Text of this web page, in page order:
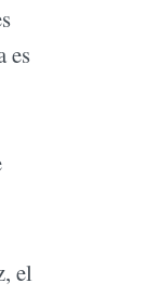
es
el